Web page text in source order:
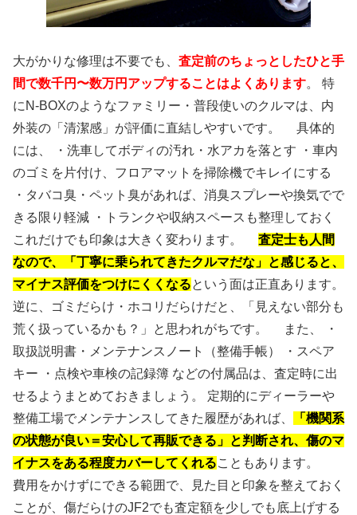
大がかりな修理は不要でも、 査定前のちょっとしたひと手
間で数千円〜数万円アップすることはよくあります。 特
にN-BOXのようなファミリー・普段使いのクルマは、内
外装の「清潔感」が評価に直結しやすいです。 具体的
には、 ・洗車してボディの汚れ・水アカを落とす ・車内
のゴミを片付け、フロアマットを掃除機でキレイにする
・タバコ臭・ペット臭があれば、消臭スプレーや換気でで
きる限り軽減 ・トランクや収納スペースも整理しておく
これだけでも印象は大きく変わります。 査定士も人間
なので、「丁寧に乗られてきたクルマだな」と感じると、
マイナス評価をつけにくくなるという面は正直あります。
逆に、ゴミだらけ・ホコリだらけだと、「見えない部分も
荒く扱っているかも？」と思われがちです。 また、 ・
取扱説明書・メンテナンスノート（整備手帳） ・スペア
キー ・点検や車検の記録簿 などの付属品は、査定時に出
せるようまとめておきましょう。 定期的にディーラーや
整備工場でメンテナンスしてきた履歴があれば、
「機関系
の状態が良い＝安心して再販できる」と判断され、傷のマ
イナスをある程度カバーしてくれることもあります。
費用をかけずにできる範囲で、見た目と印象を整えておく
ことが、傷だらけのJF2でも査定額を少しでも底上げする